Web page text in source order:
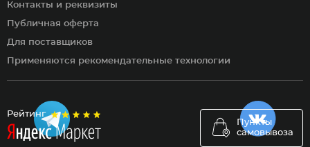
Рейтинг
Пункты
самовывоза
Контакты и реквизиты
Публичная оферта
Для поставщиков
Применяются рекомендательные технологии